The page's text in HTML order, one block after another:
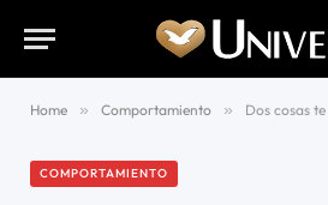
Home » Comportamiento » Dos cosas te
COMPORTAMIENTO